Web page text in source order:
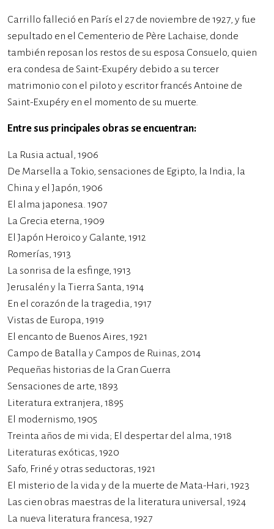
Carrillo falleció en París el 27 de noviembre de 1927, y fue
sepultado en el Cementerio de Père Lachaise, donde
también reposan los restos de su esposa Consuelo, quien
era condesa de Saint-Exupéry debido a su tercer
matrimonio con el piloto y escritor francés Antoine de
Saint-Exupéry en el momento de su muerte.
Entre sus principales obras se encuentran:
La Rusia actual, 1906
De Marsella a Tokio, sensaciones de Egipto, la India, la
China y el Japón, 1906
El alma japonesa. 1907
La Grecia eterna, 1909
El Japón Heroico y Galante, 1912
Romerías, 1913
La sonrisa de la esfinge, 1913
Jerusalén y la Tierra Santa, 1914
En el corazón de la tragedia, 1917
Vistas de Europa, 1919
El encanto de Buenos Aires, 1921
Campo de Batalla y Campos de Ruinas, 2014
Pequeñas historias de la Gran Guerra
Sensaciones de arte, 1893
Literatura extranjera, 1895
El modernismo, 1905
Treinta años de mi vida; El despertar del alma, 1918
Literaturas exóticas, 1920
Safo, Friné y otras seductoras, 1921
El misterio de la vida y de la muerte de Mata-Hari, 1923
Las cien obras maestras de la literatura universal, 1924
La nueva literatura francesa, 1927